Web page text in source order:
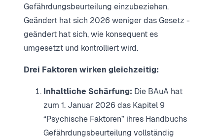
Gefährdungsbeurteilung einzubeziehen.
Geändert hat sich 2026 weniger das Gesetz -
geändert hat sich, wie konsequent es
umgesetzt und kontrolliert wird.
Drei Faktoren wirken gleichzeitig:
Inhaltliche Schärfung: Die BAuA hat
zum 1. Januar 2026 das Kapitel 9
“Psychische Faktoren” ihres Handbuchs
Gefährdungsbeurteilung vollständig